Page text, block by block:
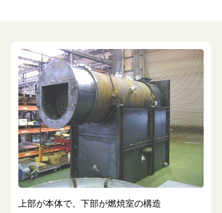
上部が本体で、下部が燃焼室の構造
よくあるご質問
採用情報
新着情報
お問い合わせ
個人情報保護方針
サイトマップ